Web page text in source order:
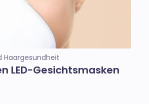
Haargesundheit
LED-Gesichtsmasken